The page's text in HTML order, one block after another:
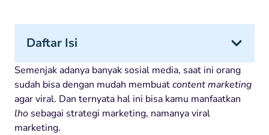
Semenjak adanya banyak sosial media, saat ini orang
sudah bisa dengan mudah membuatcontent marketing
agar viral. Dan ternyata hal ini bisa kamu manfaatkan
lho sebagai strategi marketing, namanya viral
marketing.
Daftar Isi